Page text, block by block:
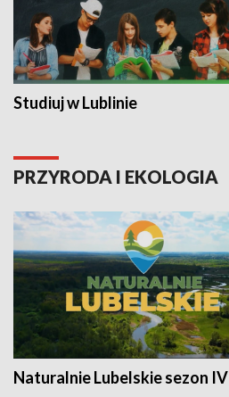
Studiuj w Lublinie
PRZYRODA I EKOLOGIA
Naturalnie Lubelskie sezon IV